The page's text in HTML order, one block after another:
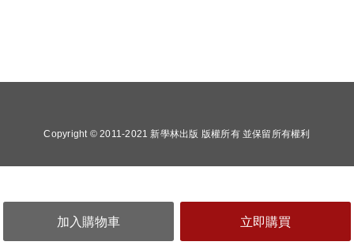
Copyright © 2011-2021 新學林出版 版權所有 並保留所有權利